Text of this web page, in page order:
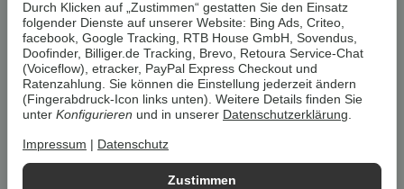
4,99 €
zzgl.Versand
nur noch 2 verfügbar!
Lieferzeit:1 - 3 Werktage(DE)
In den Warenkorb
Zustimmen
Durch Klicken auf „Zustimmen“ gestatten Sie den Einsatz
folgender Dienste auf unserer Website: Bing Ads, Criteo,
facebook, Google Tracking, RTB House GmbH, Sovendus,
Doofinder, Billiger.de Tracking, Brevo, Retoura Service-Chat
(Voiceflow), etracker, PayPal Express Checkout und
Ratenzahlung. Sie können die Einstellung jederzeit ändern
(Fingerabdruck-Icon links unten). Weitere Details finden Sie
unter Konfigurieren und in unserer Datenschutzerklärung.
Impressum Datenschutz